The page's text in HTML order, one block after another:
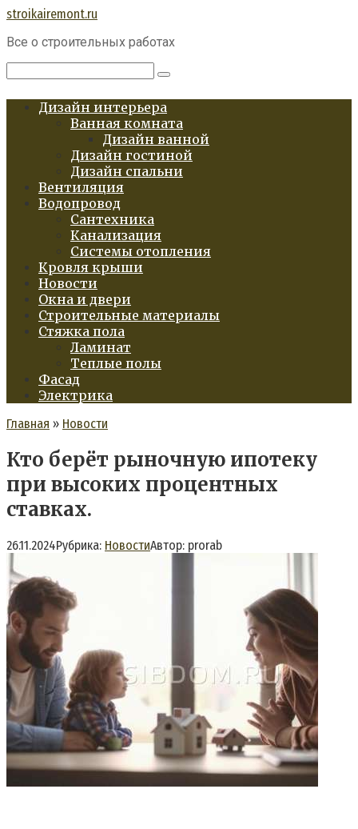
Перейти
контенту
stroikairemont.ru
Все о строительных работах
Дизайн интерьера
Ванная комната
Дизайн ванной
Дизайн гостиной
Дизайн спальни
Вентиляция
Водопровод
Сантехника
Канализация
Системы отопления
Кровля крыши
Новости
Окна и двери
Строительные материалы
Стяжка пола
Ламинат
Теплые полы
Фасад
Электрика
Главная » Новости
Кто берёт рыночную ипотеку
при высоких процентных
ставках.
26.11.2024Рубрика: НовостиАвтор: prorab